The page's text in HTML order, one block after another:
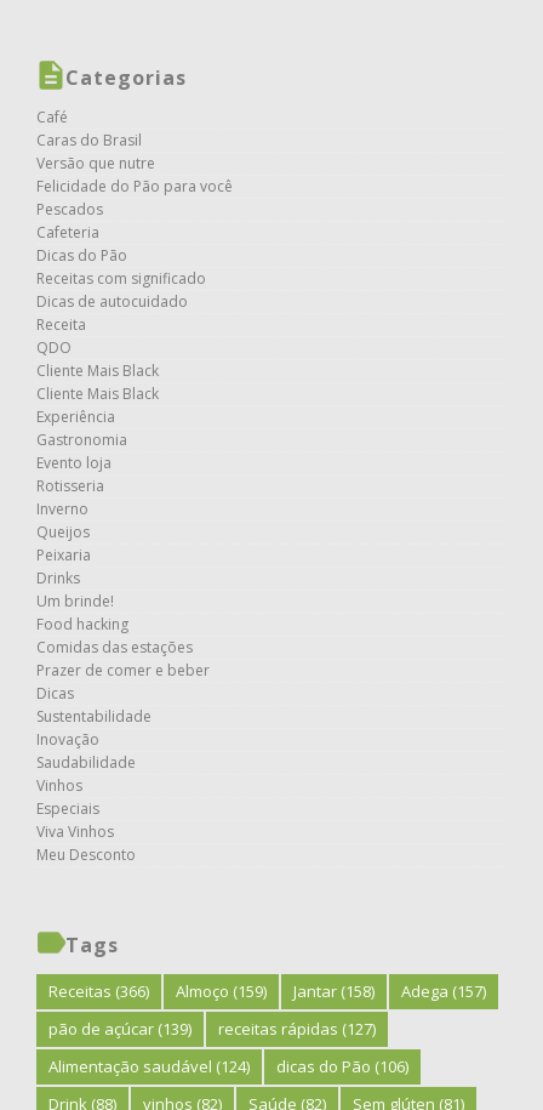
Categorias
Café
Caras do Brasil
Versão que nutre
Felicidade do Pão para você
Pescados
Cafeteria
Dicas do Pão
Receitas com significado
Dicas de autocuidado
Receita
QDO
Cliente Mais Black
Cliente Mais Black
Experiência
Gastronomia
Evento loja
Rotisseria
Inverno
Queijos
Peixaria
Drinks
Um brinde!
Food hacking
Comidas das estações
Prazer de comer e beber
Dicas
Sustentabilidade
Inovação
Saudabilidade
Vinhos
Especiais
Viva Vinhos
Meu Desconto
Tags
Receitas (366) Almoço (159) Jantar (158) Adega (157)
pão de açúcar (139) receitas rápidas (127)
Alimentação saudável (124) dicas do Pão (106)
Drink (88) vinhos (82) Saúde (82) Sem glúten (81)